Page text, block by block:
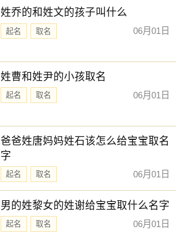
姓乔的和姓文的孩子叫什么
起名 取名 06月01日
姓曹和姓尹的小孩取名
起名 取名 06月01日
爸爸姓唐妈妈姓石该怎么给宝宝取名
字
起名 取名 06月01日
男的姓黎女的姓谢给宝宝取什么名字
起名 取名 06月01日